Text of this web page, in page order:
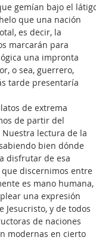
gemían bajo el
que una nación
es decir, la
marcarán para
una impronta
o sea, guerrero,
tarde presentaría
de extrema
de partir del
lectura de la
bien dónde
disfrutar de esa
discernimos entre
es mano humana,
una expresión
y de todos
de naciones
modernas en cierto